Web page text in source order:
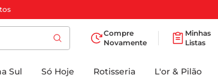
Compre
Novamente
Minhas
Listas
Sul Só Hoje Rotisseria L'or & Pilão
BUSCADOS